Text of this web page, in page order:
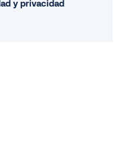
y privacidad